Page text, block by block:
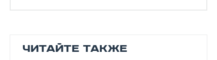
ЧИТАЙТЕ ТАКЖЕ